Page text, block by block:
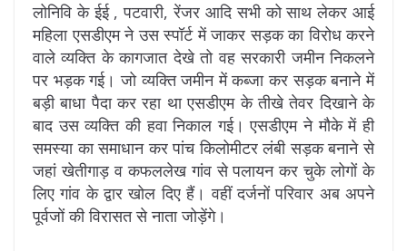
लोनिवि के ईई , पटवारी, रेंजर आदि सभी को साथ लेकर आई
महिला एसडीएम ने उस स्पॉर्ट में जाकर सड़क का विरोध करने
वाले व्यक्ति के कागजात देखे तो वह सरकारी जमीन निकलने
पर भड़क गई। जो व्यक्ति जमीन में कब्जा कर सड़क बनाने में
बड़ी बाधा पैदा कर रहा था एसडीएम के तीखे तेवर दिखाने के
बाद उस व्यक्ति की हवा निकाल गई। एसडीएम ने मौके में ही
समस्या का समाधान कर पांच किलोमीटर लंबी सड़क बनाने से
जहां खेतीगाड़ व कफललेख गांव से पलायन कर चुके लोगों के
लिए गांव के द्वार खोल दिए हैं। वहीं दर्जनों परिवार अब अपने
पूर्वजों की विरासत से नाता जोड़ेंगे।